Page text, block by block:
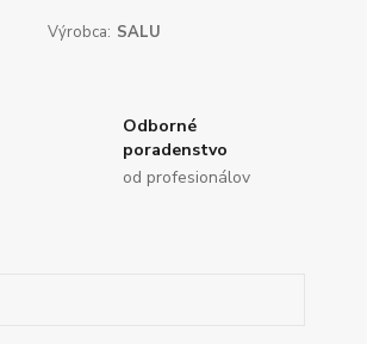
Výrobca: SALU
Odborné
poradenstvo
od profesionálov